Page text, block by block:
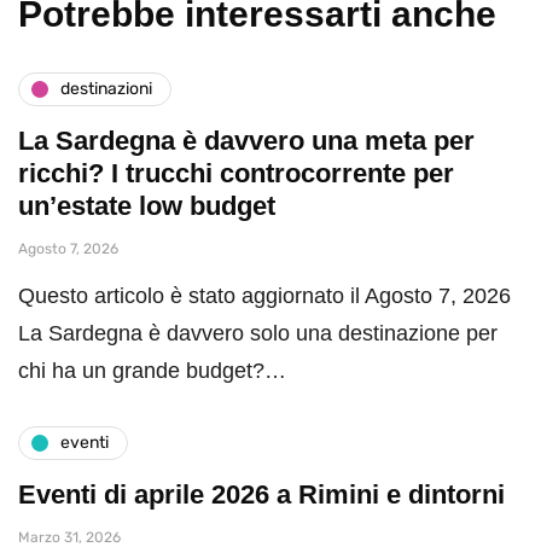
Potrebbe interessarti anche
destinazioni
La Sardegna è davvero una meta per
ricchi? I trucchi controcorrente per
un’estate low budget
Agosto 7, 2026
Questo articolo è stato aggiornato il Agosto 7, 2026
La Sardegna è davvero solo una destinazione per
chi ha un grande budget?…
eventi
Eventi di aprile 2026 a Rimini e dintorni
Marzo 31, 2026